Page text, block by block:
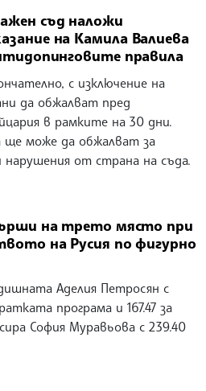
съд наложи
на Камила Валиева
правила
с изключение на
да обжалват пред
в рамките на 30 дни.
ще може да обжалват за
нарушения от страна на съда.
на трето място при
на Русия по фигурно
Аделия Петросян с
програма и 167.47 за
София Муравьова с 239.40